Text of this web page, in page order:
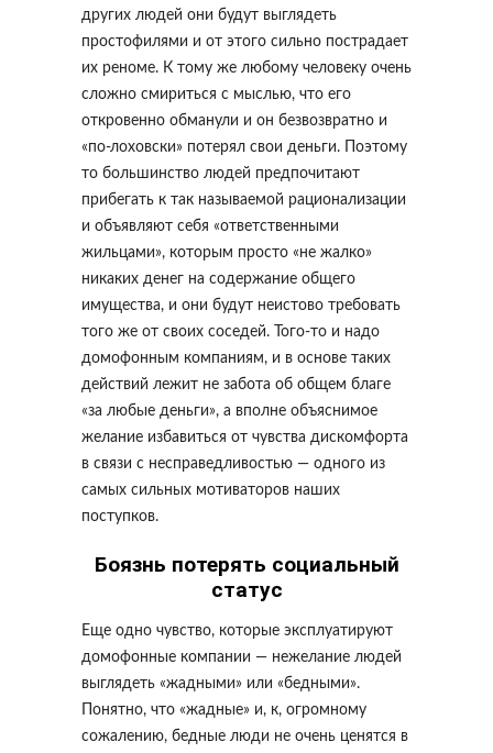
других людей они будут выглядеть
простофилями и от этого сильно пострадает
их реноме. К тому же любому человеку очень
сложно смириться с мыслью, что его
откровенно обманули и он безвозвратно и
«по-лоховски» потерял свои деньги. Поэтому
то большинство людей предпочитают
прибегать к так называемой рационализации
и объявляют себя «ответственными
жильцами», которым просто «не жалко»
никаких денег на содержание общего
имущества, и они будут неистово требовать
того же от своих соседей. Того-то и надо
домофонным компаниям, и в основе таких
действий лежит не забота об общем благе
«за любые деньги», а вполне объяснимое
желание избавиться от чувства дискомфорта
в связи с несправедливостью — одного из
самых сильных мотиваторов наших
поступков.
Боязнь потерять социальный
статус
Еще одно чувство, которые эксплуатируют
домофонные компании — нежелание людей
выглядеть «жадными» или «бедными».
Понятно, что «жадные» и, к, огромному
сожалению, бедные люди не очень ценятся в